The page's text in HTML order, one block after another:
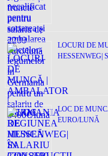
LOCURI DE
HESSENWEG|
LOC DE
EURO/LUNĂ